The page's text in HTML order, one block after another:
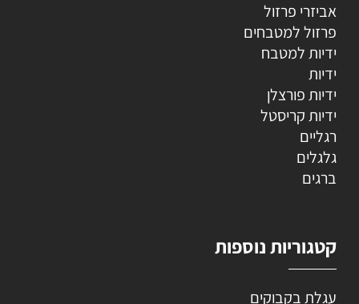
אביזרי פרזול
פרזול למטבחים
ידיות למטבח
ידיות
ידיות פורצלן
ידיות קריסטל
רגליים
גלגלים
ברגים
קטגוריות נוספות
עגלת בקבוקים